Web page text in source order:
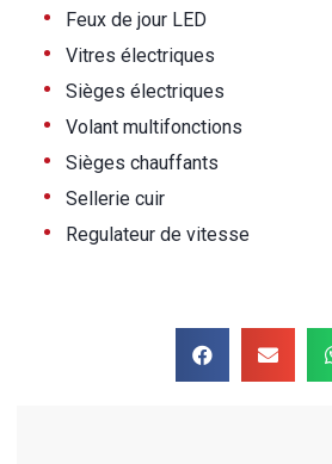
• Feux de jour LED
• Vitres électriques
• Sièges électriques
• Volant multifonctions
• Sièges chauffants
• Sellerie cuir
• Regulateur de vitesse